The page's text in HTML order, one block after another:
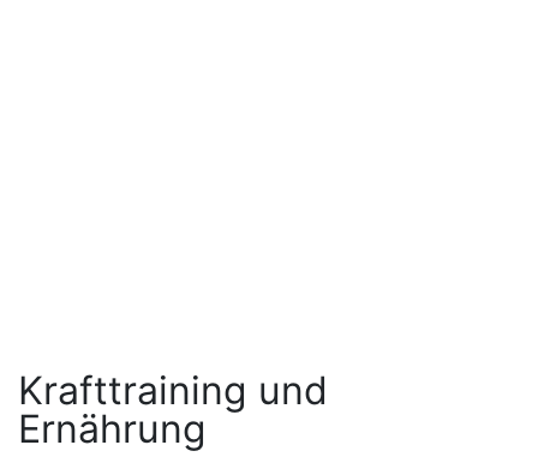
Krafttraining und
Ernährung